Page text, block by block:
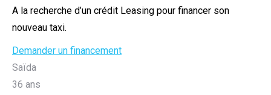
A la recherche d’un crédit Leasing pour financer son
nouveau taxi.
Demander un financement
Saïda
36 ans